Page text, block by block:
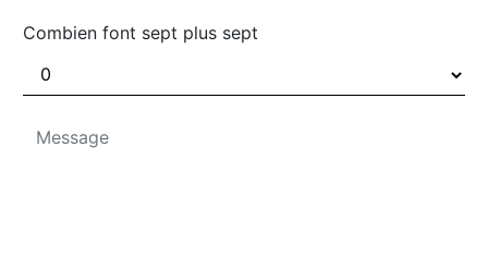
Combien font sept plus sept